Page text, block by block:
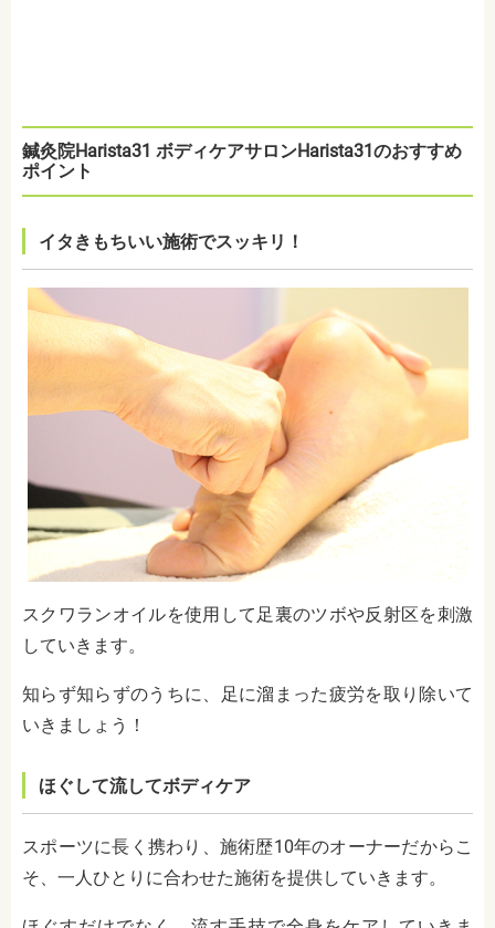
鍼灸院Harista31 ボディケアサロンHarista31のおすすめ
ポイント
イタきもちいい施術でスッキリ！
スクワランオイルを使用して足裏のツボや反射区を刺激
していきます。
知らず知らずのうちに、足に溜まった疲労を取り除いて
いきましょう！
ほぐして流してボディケア
スポーツに長く携わり、施術歴10年のオーナーだからこ
そ、一人ひとりに合わせた施術を提供していきます。